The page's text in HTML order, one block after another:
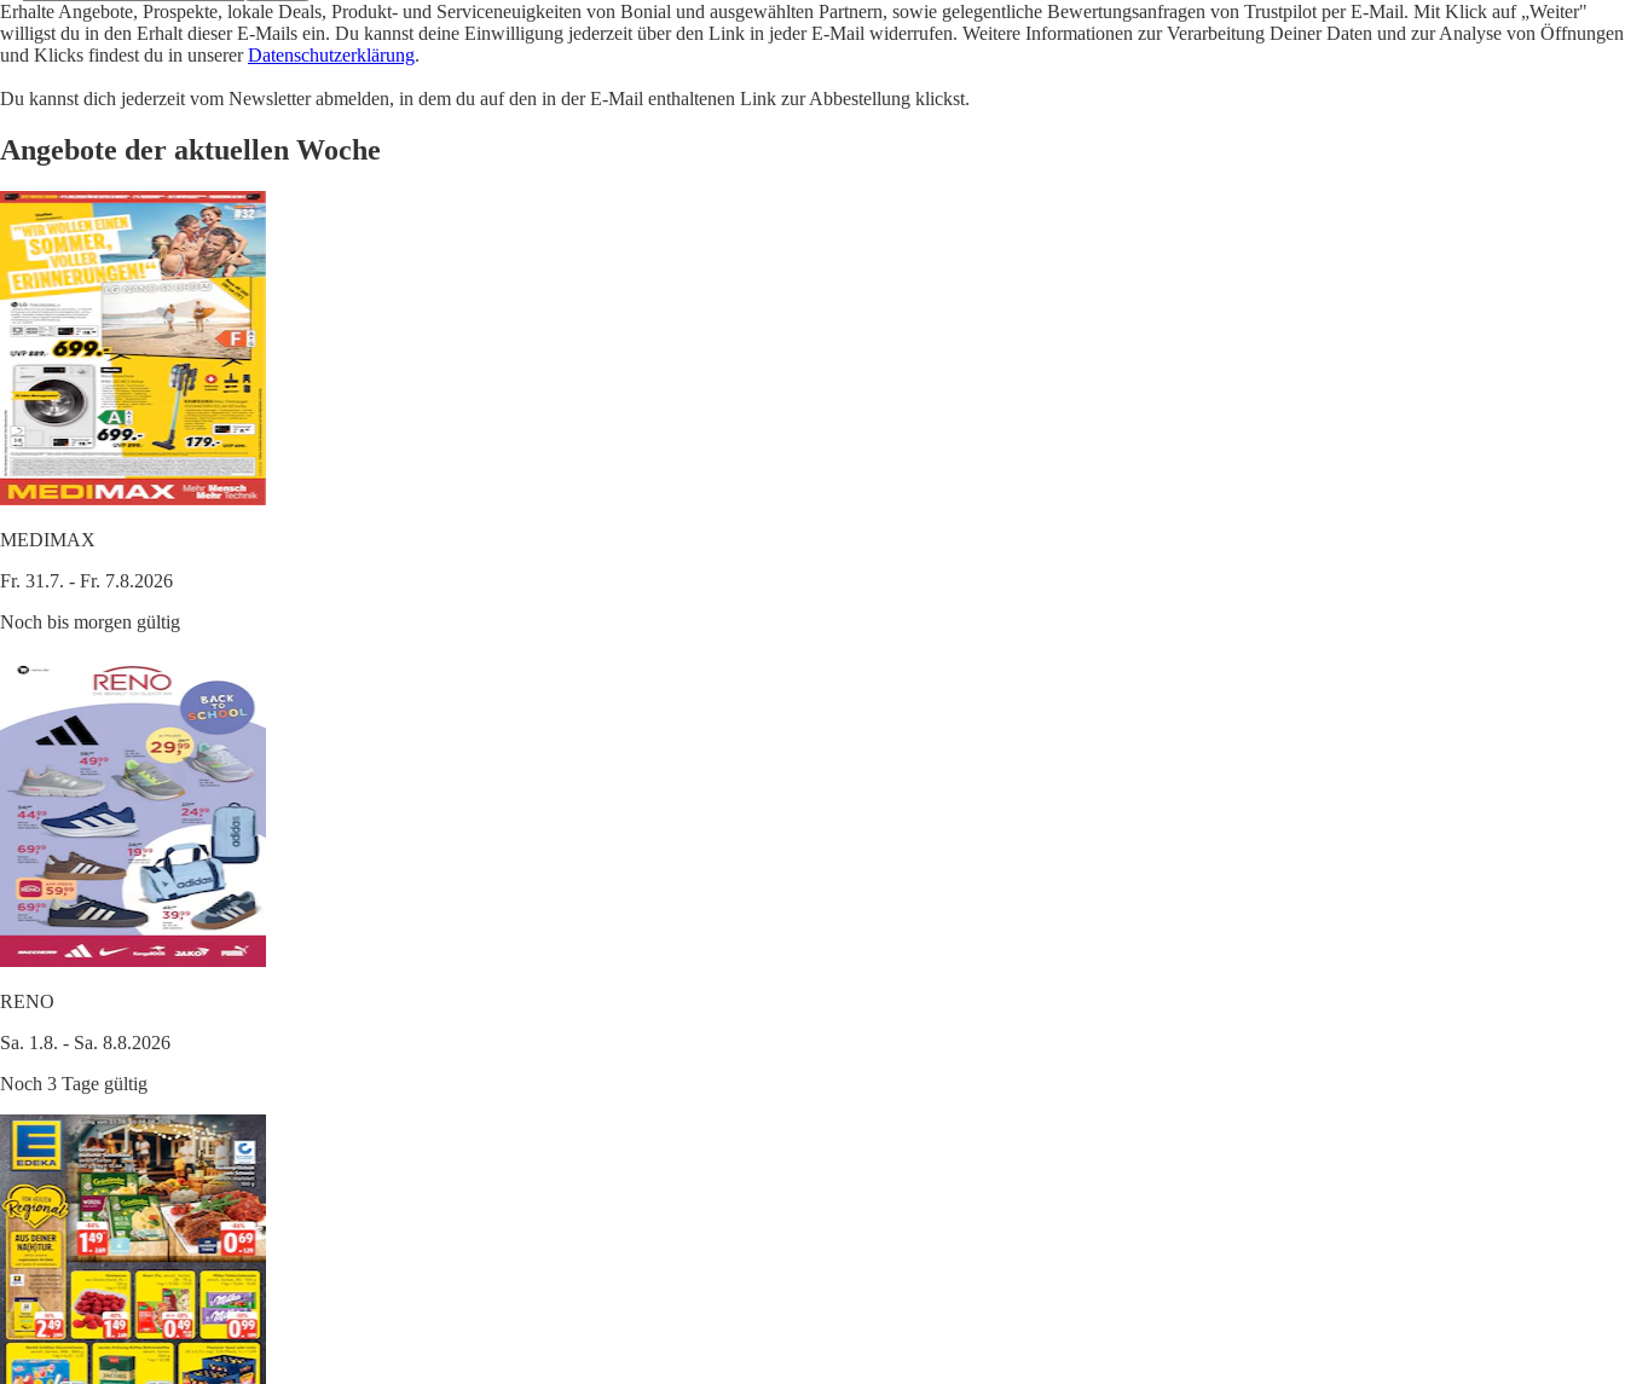
Erhalte Angebote, Prospekte, lokale Deals, Produkt- und Serviceneuigkeiten von Bonial und ausgewählten Partnern, sowie gelegentliche Bewertungsanfragen von Trustpilot per E-Mail. Mit Klick auf „Weiter"
willigst du in den Erhalt dieser E-Mails ein. Du kannst deine Einwilligung jederzeit über den Link in jeder E-Mail widerrufen. Weitere Informationen zur Verarbeitung Deiner Daten und zur Analyse von Öffnungen
und Klicks findest du in unsererDatenschutzerklärung.
Du kannst dich jederzeit vom Newsletter abmelden, in dem du auf den in der E-Mail enthaltenen Link zur Abbestellung klickst.
Angebote der aktuellen Woche
MEDIMAX
Fr. 31.7. - Fr. 7.8.2026
Noch bis morgen gültig
RENO
Sa. 1.8. - Sa. 8.8.2026
Noch 3 Tage gültig